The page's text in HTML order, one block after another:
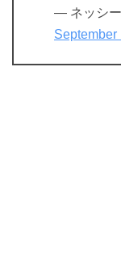
— ネッシ
September